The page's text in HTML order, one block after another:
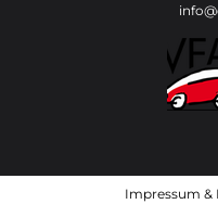
Impressum &